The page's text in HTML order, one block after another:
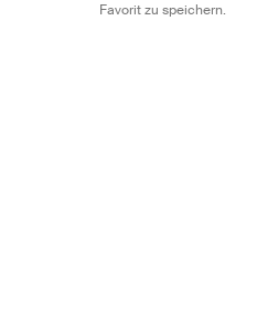
Favorit zu speichern.